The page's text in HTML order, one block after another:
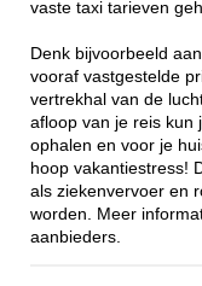
vaste taxi tarieven
Denk bijvoorbeeld
vooraf vastgestelde
vertrekhal van de
afloop van je reis kun
ophalen en voor je
hoop vakantiestress!
als ziekenvervoer en
worden. Meer
aanbieders.